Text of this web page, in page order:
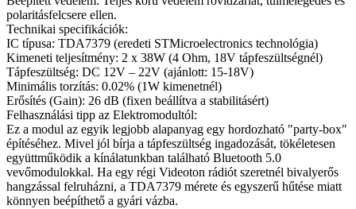
polaritásfelcsere ellen.
Technikai specifikációk:
IC típusa: TDA7379 (eredeti STMicroelectronics technológia)
Kimeneti teljesítmény: 2 x 38W (4 Ohm, 18V tápfeszültségnél)
Tápfeszültség: DC 12V – 22V (ajánlott: 15-18V)
Minimális torzítás: 0.02% (1W kimenetnél)
Erősítés (Gain): 26 dB (fixen beállítva a stabilitásért)
Felhasználási tipp az Elektromodultól:
Ez a modul az egyik legjobb alapanyag egy hordozható "party-box"
építéséhez. Mivel jól bírja a tápfeszültség ingadozását, tökéletesen
együttműködik a kínálatunkban található Bluetooth 5.0
vevőmodulokkal. Ha egy régi Videoton rádiót szeretnél bivalyerős
hangzással felruházni, a TDA7379 mérete és egyszerű hűtése miatt
könnyen beépíthető a gyári vázba.